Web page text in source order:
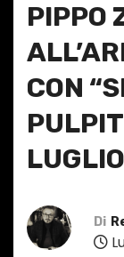
PIPPO
CON
Di